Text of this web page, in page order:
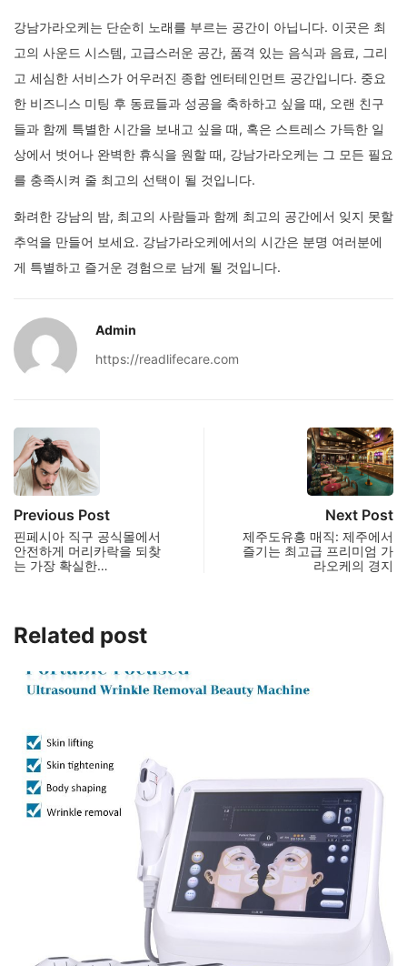
강남가라오케는 단순히 노래를 부르는 공간이 아닙니다. 이곳은 최
고의 사운드 시스템, 고급스러운 공간, 품격 있는 음식과 음료, 그리
고 세심한 서비스가 어우러진 종합 엔터테인먼트 공간입니다. 중요
한 비즈니스 미팅 후 동료들과 성공을 축하하고 싶을 때, 오랜 친구
들과 함께 특별한 시간을 보내고 싶을 때, 혹은 스트레스 가득한 일
상에서 벗어나 완벽한 휴식을 원할 때, 강남가라오케는 그 모든 필요
를 충족시켜 줄 최고의 선택이 될 것입니다.
화려한 강남의 밤, 최고의 사람들과 함께 최고의 공간에서 잊지 못할
추억을 만들어 보세요. 강남가라오케에서의 시간은 분명 여러분에
게 특별하고 즐거운 경험으로 남게 될 것입니다.
Admin
https://readlifecare.com
Previous Post
핀페시아 직구 공식몰에서
안전하게 머리카락을 되찾
는 가장 확실한…
Next Post
제주도유흥 매직: 제주에서
즐기는 최고급 프리미엄 가
라오케의 경지
Related post